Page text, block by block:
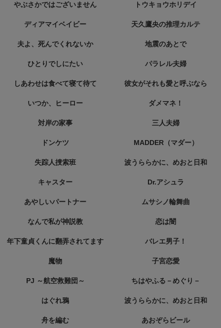
やぶさかではございません トウキョウホリデイ
ディアマイベイビー 天久鷹央の推理カルテ
夫よ、死んでくれないか 地震のあとで
ひとりでしにたい パラレル夫婦
しあわせは食べて寝て待て 彼女がそれも愛と呼ぶなら
いつか、ヒーロー ダメマネ！
対岸の家事 三人夫婦
ドンケツ MADDER（マダー）
失踪人捜索班 波うららかに、めおと日和
キャスター Dr.アシュラ
あやしいパートナー ムサシノ輪舞曲
なんで私が神説教 恋は闇
年下童貞くんに翻弄されてます バレエ男子！
魔物 子宮恋愛
PJ ～航空救難団～ ちはやふる－めぐり－
はぐれ鴉 波うららかに、めおと日和
舟を編む あおぞらビール